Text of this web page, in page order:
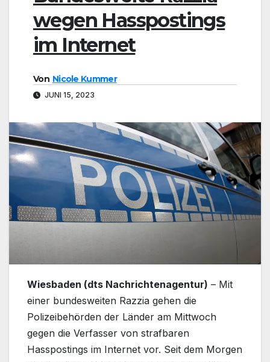
wegen Hasspostings
im Internet
Von Nicole Kummer
JUNI 15, 2023
Wiesbaden (dts Nachrichtenagentur) – Mit
einer bundesweiten Razzia gehen die
Polizeibehörden der Länder am Mittwoch
gegen die Verfasser von strafbaren
Hasspostings im Internet vor. Seit dem Morgen